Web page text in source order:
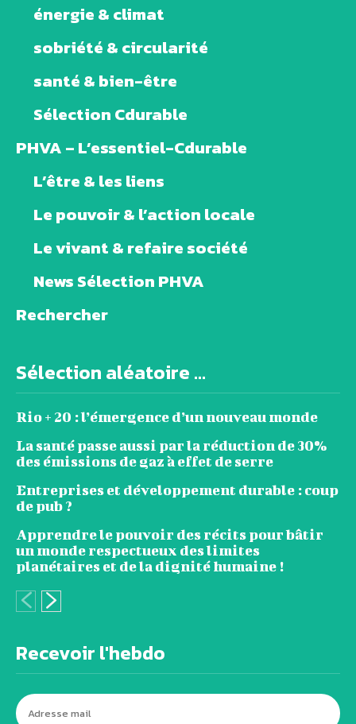
énergie & climat
sobriété & circularité
santé & bien-être
Sélection Cdurable
PHVA – L’essentiel-Cdurable
L’être & les liens
Le pouvoir & l’action locale
Le vivant & refaire société
News Sélection PHVA
Rechercher
Sélection aléatoire ...
Rio + 20 : l’émergence d’un nouveau monde
La santé passe aussi par la réduction de 30%
des émissions de gaz à effet de serre
Entreprises et développement durable : coup
de pub ?
Apprendre le pouvoir des récits pour bâtir
un monde respectueux des limites
planétaires et de la dignité humaine !
Recevoir l'hebdo